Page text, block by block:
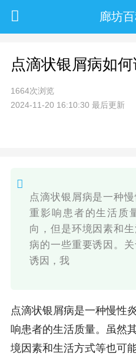
廊坊
点滴状银屑病如
1664次浏览
2024-11-20 16:10:30 最后更新
点滴状银屑病是一种
重影响患者的生活质
向，但是环境因素和
病的一些重要诱因。
诱因，我
点滴状银屑病是一种慢性
响患者的生活质量。虽然
境因素和生活方式等也可